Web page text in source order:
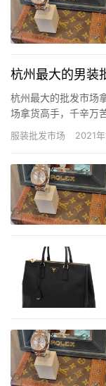
杭州最大的男装
杭州最大的批发市场
场拿货高手，千辛万
看! 分享给大家一个
以查看广州、杭州、
服装批发市场 2021